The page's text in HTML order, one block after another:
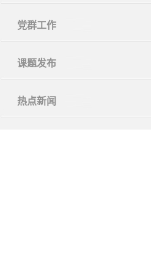
党群工作
课题发布
热点新闻